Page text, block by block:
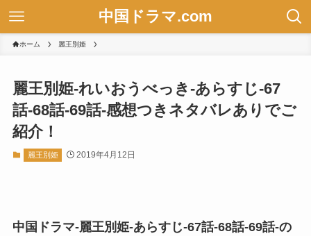
中国ドラマ.com
ホーム 麗王別姫
麗王別姫-れいおうべっき-あらすじ-67
話-68話-69話-感想つきネタバレありでご
紹介！
麗王別姫 2019年4月12日
中国ドラマ-麗王別姫-あらすじ-67話-68話-69話-の